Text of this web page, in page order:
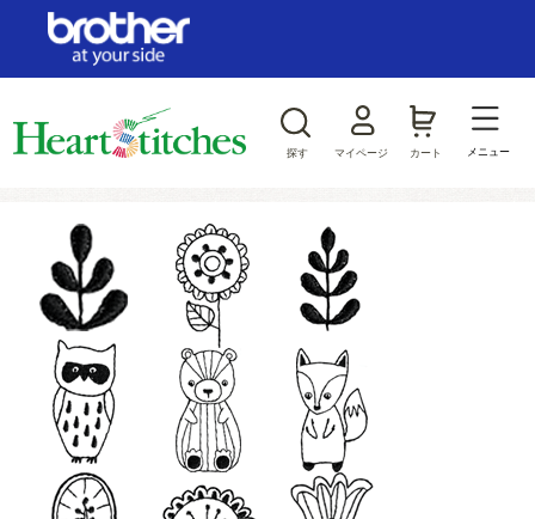
探す マイページ カート メニュー
ログイン/新規会員登録
ジャンルから探す